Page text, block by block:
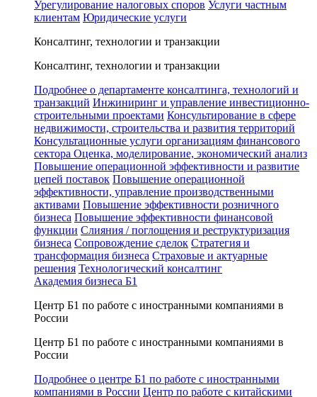
Урегулирование налоговых споров Услуги частным
клиентам Юридические услуги
Консалтинг, технологии и транзакции
Консалтинг, технологии и транзакции
Подробнее о департаменте консалтинга, технологий и
транзакций Инжиниринг и управление инвестиционно-
строительными проектами Консультирование в сфере
недвижимости, строительства и развития территорий
Консультационные услуги организациям финансового
сектора Оценка, моделирование, экономический анализ
Повышение операционной эффективности и развитие
цепей поставок Повышение операционной
эффективности, управление производственными
активами Повышение эффективности розничного
бизнеса Повышение эффективности финансовой
функции Слияния / поглощения и реструктуризация
бизнеса Сопровождение сделок Стратегия и
трансформация бизнеса Страховые и актуарные
решения Технологический консалтинг
Академия бизнеса Б1
Центр Б1 по работе с иностранными компаниями в
России
Центр Б1 по работе с иностранными компаниями в
России
Подробнее о центре Б1 по работе с иностранными
компаниями в России Центр по работе с китайскими